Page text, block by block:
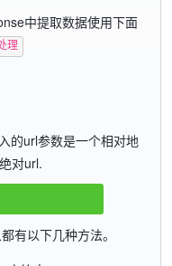
中提取数据使用下面
理
的url参数是一个相对地
对url.
有以下几种方法。